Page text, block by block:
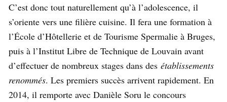
C’est donc tout naturellement qu’à l’adolescence, il
s’oriente vers une filière cuisine. Il fera une formation à
l’École d’Hôtellerie et de Tourisme Spermalie à Bruges,
puis à l’Institut Libre de Technique de Louvain avant
d’effectuer de nombreux stages dans des établissements
renommés. Les premiers succès arrivent rapidement. En
2014, il remporte avec Danièle Soru le concours